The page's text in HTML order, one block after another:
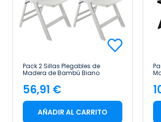
Pack 2 Sillas Plegables de
Madera de Bambú Biano
Precio
56,91 €
AÑADIR AL CARRITO